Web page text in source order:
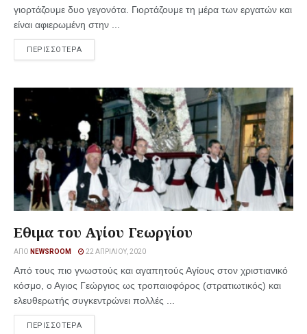
γιορτάζουμε δυο γεγονότα. Γιορτάζουμε τη μέρα των εργατών και
είναι αφιερωμένη στην ...
ΠΕΡΙΣΣΟΤΕΡΑ
Εθιμα του Αγίου Γεωργίου
ΑΠΌ NEWSROOM 22 ΑΠΡΙΛΊΟΥ, 2020
Από τους πιο γνωστούς και αγαπητούς Αγίους στον χριστιανικό
κόσμο, ο Αγιος Γεώργιος ως τροπαιοφόρος (στρατιωτικός) και
ελευθερωτής συγκεντρώνει πολλές ...
ΠΕΡΙΣΣΟΤΕΡΑ